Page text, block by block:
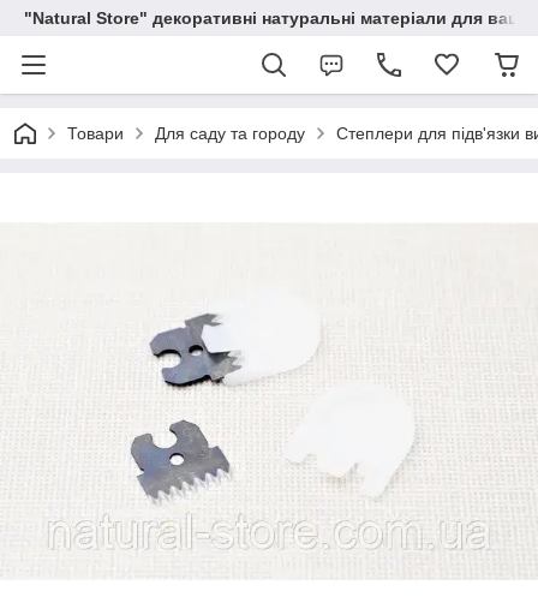
"Natural Store" декоративні натуральні матеріали для
Товари Для саду та городу Степлери для підв'язки